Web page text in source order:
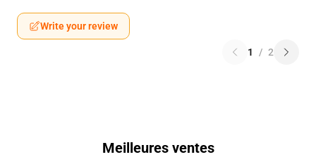
Write your review
1 / 2
Meilleures ventes